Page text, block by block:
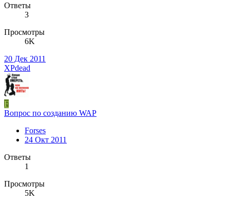
Ответы
3
Просмотры
6K
20 Дек 2011
XPdead
F
Вопрос по созданию WAP
Forses
24 Окт 2011
Ответы
1
Просмотры
5K